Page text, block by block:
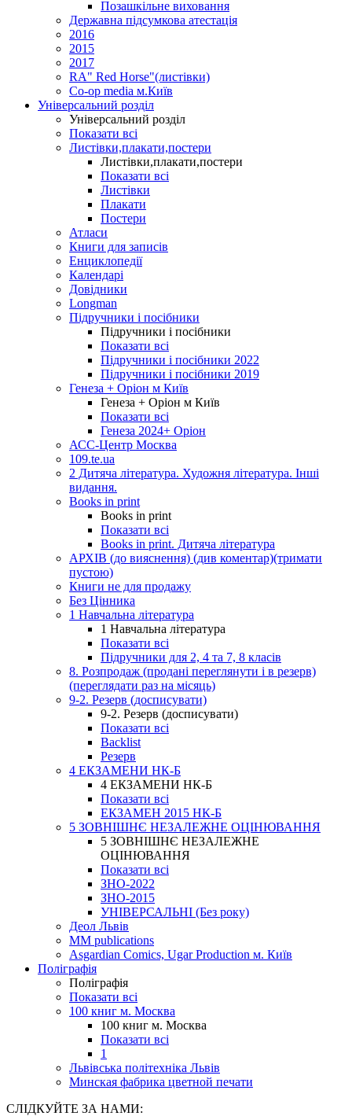
Позашкільне виховання
Державна підсумкова атестація
2016
2015
2017
RA" Red Horse"(листівки)
Co-op media м.Київ
Універсальний розділ
Універсальний розділ
Показати всі
Листівки,плакати,постери
Листівки,плакати,постери
Показати всі
Листівки
Плакати
Постери
Атласи
Книги для записів
Енциклопедії
Календарі
Довідники
Longman
Підручники і посібники
Підручники і посібники
Показати всі
Підручники і посібники 2022
Підручники і посібники 2019
Генеза + Оріон м Київ
Генеза + Оріон м Київ
Показати всі
Генеза 2024+ Оріон
АСС-Центр Москва
109.te.ua
2 Дитяча література. Художня література. Інші
видання.
Books in print
Books in print
Показати всі
Books in print. Дитяча література
АРХІВ (до вияснення) (див коментар)(тримати
пустою)
Книги не для продажу
Без Цінника
1 Навчальна література
1 Навчальна література
Показати всі
Підручники для 2, 4 та 7, 8 класів
8. Розпродаж (продані переглянути і в резерв)
(переглядати раз на місяць)
9-2. Резерв (досписувати)
9-2. Резерв (досписувати)
Показати всі
Backlist
Резерв
4 ЕКЗАМЕНИ НК-Б
4 ЕКЗАМЕНИ НК-Б
Показати всі
ЕКЗАМЕН 2015 НК-Б
5 ЗОВНІШНЄ НЕЗАЛЕЖНЕ ОЦІНЮВАННЯ
5 ЗОВНІШНЄ НЕЗАЛЕЖНЕ
ОЦІНЮВАННЯ
Показати всі
ЗНО-2022
ЗНО-2015
УНІВЕРСАЛЬНІ (Без року)
Деол Львів
MM publications
Asgardian Comics, Ugar Production м. Київ
Поліграфія
Поліграфія
Показати всі
100 книг м. Москва
100 книг м. Москва
Показати всі
1
Львівська політехніка Львів
Минская фабрика цветной печати
СЛІДКУЙТЕ ЗА НАМИ: